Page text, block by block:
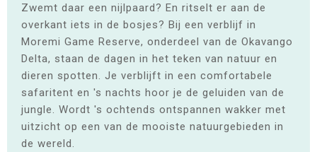
Zwemt daar een nijlpaard? En ritselt er aan de
overkant iets in de bosjes? Bij een verblijf in
Moremi Game Reserve, onderdeel van de Okavango
Delta, staan de dagen in het teken van natuur en
dieren spotten. Je verblijft in een comfortabele
safaritent en 's nachts hoor je de geluiden van de
jungle. Wordt 's ochtends ontspannen wakker met
uitzicht op een van de mooiste natuurgebieden in
de wereld.